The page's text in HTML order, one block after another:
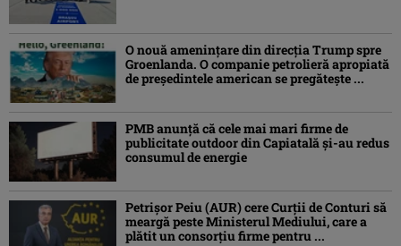
O nouă amenințare din direcția Trump spre
Groenlanda. O companie petrolieră apropiată
de președintele american se pregătește ...
PMB anunță că cele mai mari firme de
publicitate outdoor din Capiatală și-au redus
consumul de energie
Petrişor Peiu (AUR) cere Curții de Conturi să
meargă peste Ministerul Mediului, care a
plătit un consorţiu firme pentru ...